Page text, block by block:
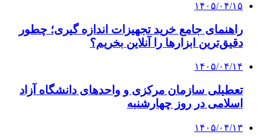
۱۴۰۵/۰۴/۱۵
راهنمای جامع خرید تجهیزات اندازه گیری؛ چطور
دقیق‌ترین ابزارها را آنلاین بخریم؟
۱۴۰۵/۰۴/۱۴
تعطیلی سازمان مرکزی و واحدهای دانشگاه آزاد
اسلامی در روز چهارشنبه
۱۴۰۵/۰۴/۱۳